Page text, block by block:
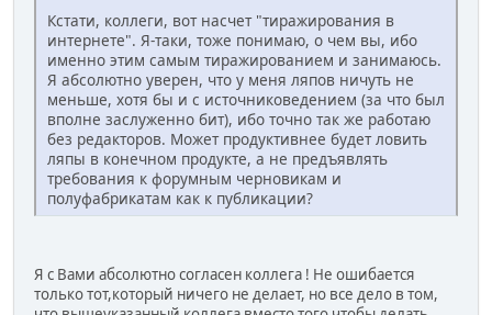
Кстати, коллеги, вот насчет "тиражирования в
интернете". Я-таки, тоже понимаю, о чем вы, ибо
именно этим самым тиражированием и занимаюсь.
Я абсолютно уверен, что у меня ляпов ничуть не
меньше, хотя бы и с источниковедением (за что был
вполне заслуженно бит), ибо точно так же работаю
без редакторов. Может продуктивнее будет ловить
ляпы в конечном продукте, а не предъявлять
требования к форумным черновикам и
полуфабрикатам как к публикации?
Я с Вами абсолютно согласен коллега ! Не ошибается
только тот,который ничего не делает, но все дело в том,